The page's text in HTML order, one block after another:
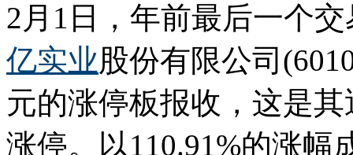
2月1日，年前最后一个
亿实业股份有限公司
元的涨停板报收，这是
涨停。以110.91%的涨幅